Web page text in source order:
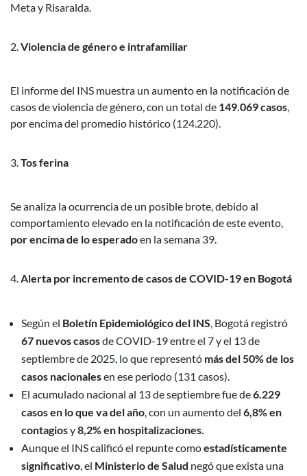
Meta y Risaralda.
Violencia de género e intrafamiliar
El informe del INS muestra un aumento en la notificación de
casos de violencia de género, con un total de 149.069 casos,
por encima del promedio histórico (124.220).
Tos ferina
Se analiza la ocurrencia de un posible brote, debido al
comportamiento elevado en la notificación de este evento,
por encima de lo esperadoen la semana 39.
Alerta por incremento de casos de COVID-19 en Bogotá
Según el Boletín Epidemiológico del INS, Bogotá registró
67 nuevos casosde COVID-19 entre el 7 y el 13 de
septiembre de 2025, lo que representó más del 50% de los
casos nacionalesen ese periodo (131 casos).
El acumulado nacional al 13 de septiembre fue de6.229
casos en lo que va del año, con un aumento del 6,8% en
contagiosy8,2% en hospitalizaciones.
Aunque el INS calificó el repunte comoestadísticamente
significativo, el Ministerio de Salud negó que exista una